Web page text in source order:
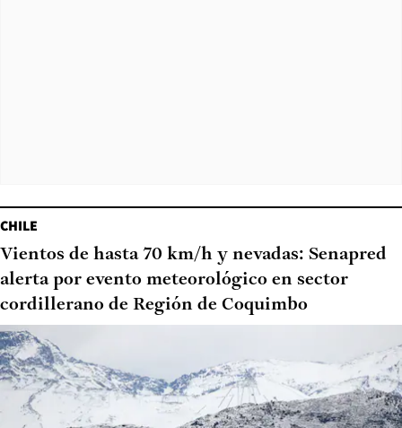
CHILE
Vientos de hasta 70 km/h y nevadas: Senapred
alerta por evento meteorológico en sector
cordillerano de Región de Coquimbo